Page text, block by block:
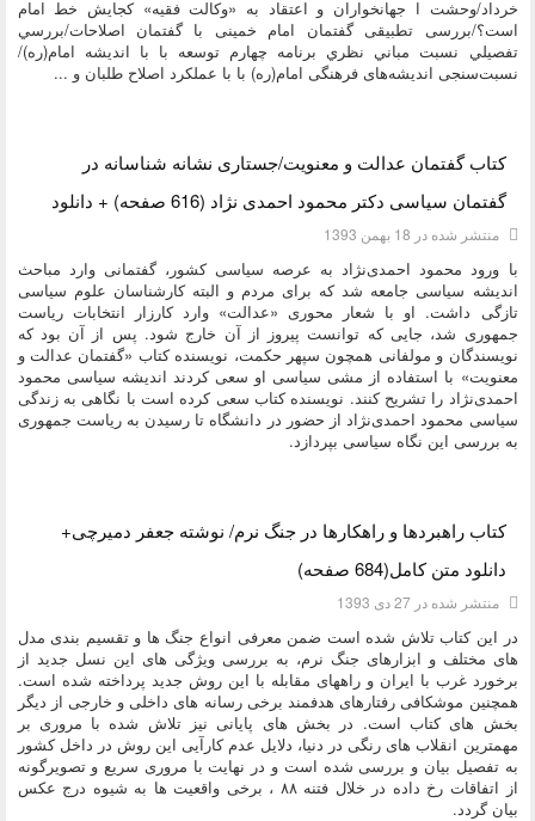
خرداد/وحشت ا جهانخواران و اعتقاد به «وکالت فقیه» کجایش خط امام
است؟/بررسی تطبیقی گفتمان امام خمینی با گفتمان اصلاحات/بررسي
تفصيلي نسبت مباني نظري برنامه چهارم توسعه با با انديشه امام(ره)/
نسبت‌سنجی اندیشه‌های فرهنگی امام(ره) با با عملکرد اصلاح طلبان و ...
کتاب گفتمان عدالت و معنویت/جستاری نشانه شناسانه در
گفتمان سیاسی دکتر محمود احمدی نژاد (616 صفحه) + دانلود
منتشر شده در 18 بهمن 1393
با ورود محمود احمدی‌نژاد به عرصه سیاسی کشور، گفتمانی وارد مباحث
اندیشه سیاسی جامعه شد که برای مردم و البته کارشناسان علوم سیاسی
تازگی داشت. او با شعار محوری «عدالت» وارد کارزار انتخابات ریاست
جمهوری شد، جایی که توانست پیروز از آن خارج شود. پس از آن بود که
نویسندگان و مولفانی همچون سپهر حکمت، نویسنده کتاب «گفتمان عدالت و
معنویت» با استفاده از مشی سیاسی او سعی کردند اندیشه سیاسی محمود
احمدی‌نژاد را تشریح کنند. نویسنده کتاب سعی کرده است با نگاهی به زندگی
سیاسی محمود احمدی‌نژاد از حضور در دانشگاه تا رسیدن به ریاست جمهوری
به بررسی این نگاه سیاسی بپردازد.
کتاب راهبردها و راهکارها در جنگ نرم/ نوشته جعفر دمیرچی+
دانلود متن کامل(684 صفحه)
منتشر شده در 27 دی 1393
در این کتاب تلاش شده است ضمن معرفی انواع جنگ ها و تقسیم بندی مدل
های مختلف و ابزارهای جنگ نرم، به بررسی ویژگی های این نسل جدید از
برخورد غرب با ایران و راههای مقابله با این روش جدید پرداخته شده است.
همچنین موشکافی رفتارهای هدفمند برخی رسانه های داخلی و خارجی از دیگر
بخش های کتاب است. در بخش های پایانی نیز تلاش شده با مروری بر
مهمترین انقلاب های رنگی در دنیا، دلایل عدم کارآیی این روش در داخل کشور
به تفصیل بیان و بررسی شده است و در نهایت با مروری سریع و تصویرگونه
از اتفاقات رخ داده در خلال فتنه ۸۸ ، برخی واقعیت ها به شیوه درج عکس
بیان گردد.